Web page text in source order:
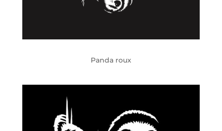
Panda roux